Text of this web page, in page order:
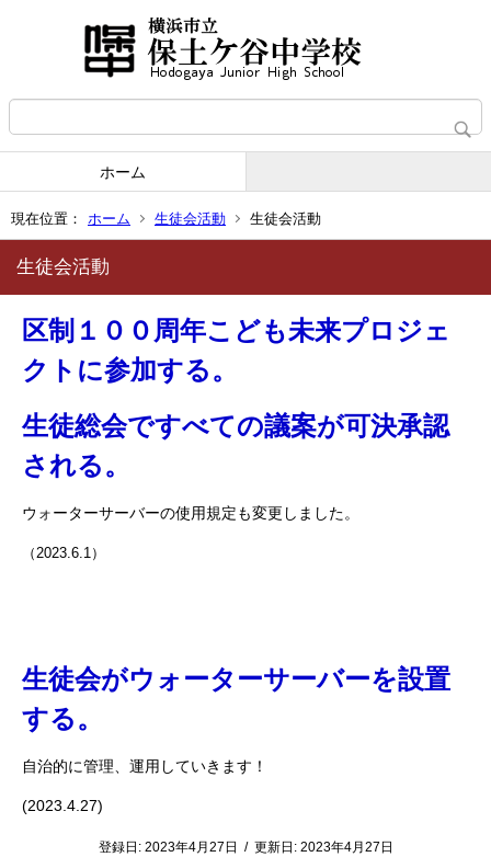
ホーム
現在位置： ホーム 生徒会活動 生徒会活動
生徒会活動
区制１００周年こども未来プロジェ
クトに参加する。
生徒総会ですべての議案が可決承認
される。
ウォーターサーバーの使用規定も変更しました。
（2023.6.1）
生徒会がウォーターサーバーを設置
する。
自治的に管理、運用していきます！
(2023.4.27)
登録日: 2023年4月27日 / 更新日: 2023年4月27日